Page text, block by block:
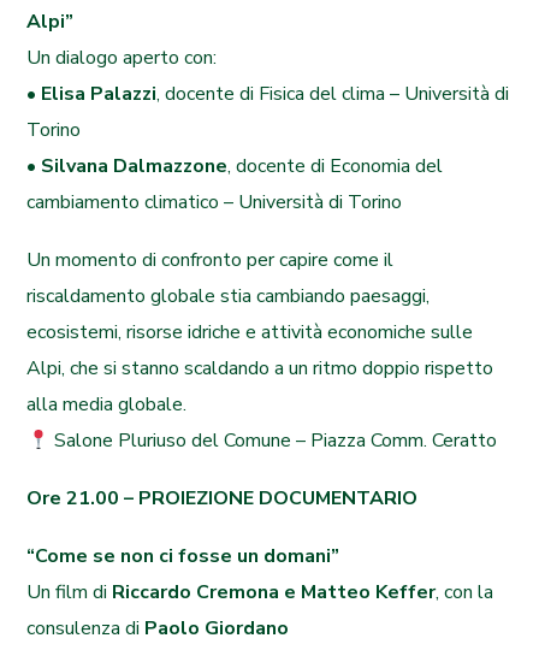
Alpi”
Un dialogo aperto con:
• Elisa Palazzi, docente di Fisica del clima – Università di
Torino
• Silvana Dalmazzone, docente di Economia del
cambiamento climatico – Università di Torino
Un momento di confronto per capire come il
riscaldamento globale stia cambiando paesaggi,
ecosistemi, risorse idriche e attività economiche sulle
Alpi, che si stanno scaldando a un ritmo doppio rispetto
alla media globale.
Salone Pluriuso del Comune – Piazza Comm. Ceratto
Ore 21.00 – PROIEZIONE DOCUMENTARIO
“Come se non ci fosse un domani”
Un film di Riccardo Cremona e Matteo Keffer, con la
consulenza di Paolo Giordano